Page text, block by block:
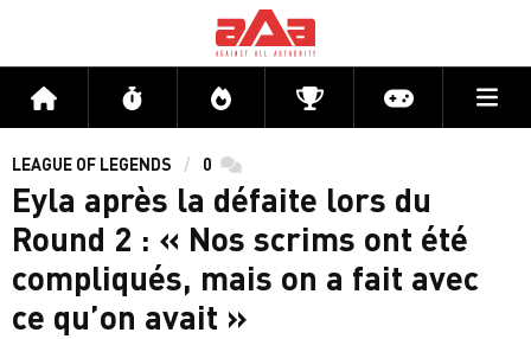
Accueil Flux Directs CompétitionsActu jeux
LEAGUE OF LEGENDS 0 commentaires
Eyla après la défaite lors du
Round 2 : « Nos scrims ont été
compliqués, mais on a fait avec
ce qu’on avait »